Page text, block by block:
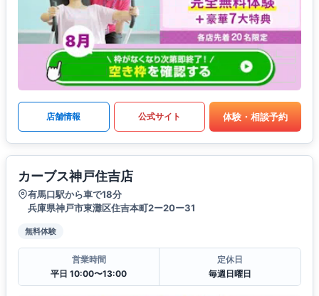
店舗情報 公式サイト 体験・相談予約
カーブス神戸住吉店
有馬口駅から車で18分
兵庫県神戸市東灘区住吉本町2ー20ー31
無料体験
営業時間
平日 10:00〜13:00
定休日
毎週日曜日